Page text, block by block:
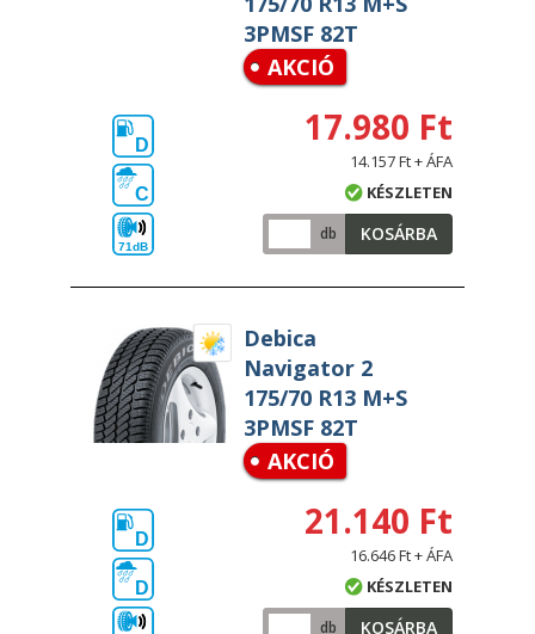
3PMSF 82T
AKCIÓ
D
C
71dB
17.980 Ft
14.157 Ft + ÁFA
KÉSZLETEN
db KOSÁRBA
Debica
Navigator 2
175/70 R13 M+S
3PMSF 82T
AKCIÓ
D
D
21.140 Ft
16.646 Ft + ÁFA
KÉSZLETEN
db KOSÁRBA